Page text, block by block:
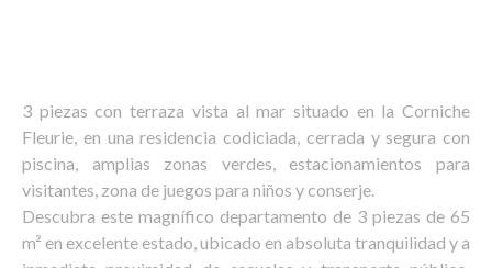
3 piezas con terraza vista al mar situado en la Corniche
Fleurie, en una residencia codiciada, cerrada y segura con
piscina, amplias zonas verdes, estacionamientos para
visitantes, zona de juegos para niños y conserje.
Descubra este magnífico departamento de 3 piezas de 65
m² en excelente estado, ubicado en absoluta tranquilidad y a